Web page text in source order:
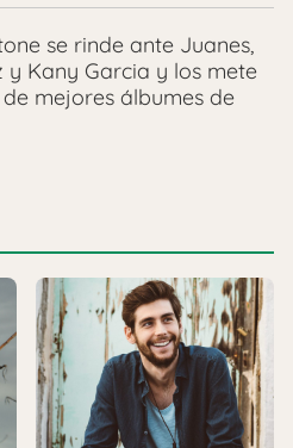
se rinde ante Juanes,
y Kany Garcia y los mete
mejores álbumes de